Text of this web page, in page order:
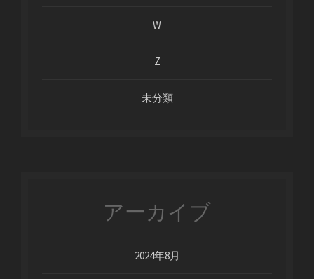
W
Z
未分類
アーカイブ
2024年8月